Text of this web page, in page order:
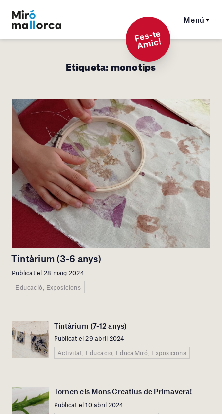
Menú
F
es-t
e
A
mi
c!
Etiqueta: monotips
Tintàrium (3-6 anys)
Publicat el 28 maig 2024
Educació, Exposicions
Tintàrium (7-12 anys)
Publicat el 29 abril 2024
Activitat, Educació, EducaMiró, Exposicions
Tornen els Mons Creatius de Primavera!
Publicat el 10 abril 2024